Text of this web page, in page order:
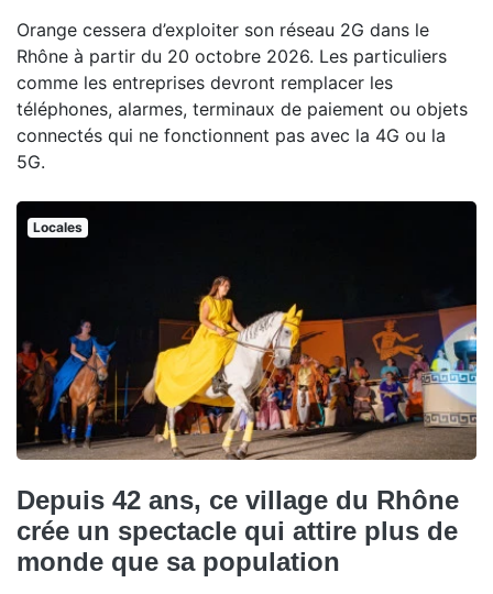
Orange cessera d’exploiter son réseau 2G dans le
Rhône à partir du 20 octobre 2026. Les particuliers
comme les entreprises devront remplacer les
téléphones, alarmes, terminaux de paiement ou objets
connectés qui ne fonctionnent pas avec la 4G ou la
5G.
Locales
Depuis 42 ans, ce village du Rhône
crée un spectacle qui attire plus de
monde que sa population